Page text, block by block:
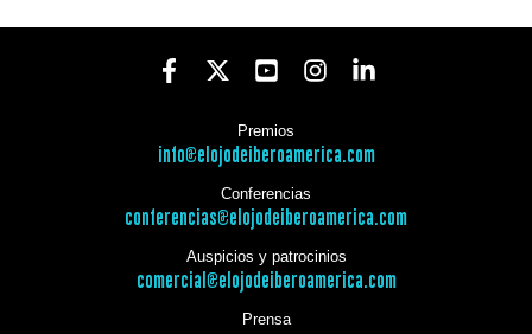
Premios
info@elojodeiberoamerica.com
Conferencias
conferencias@elojodeiberoamerica.com
Auspicios y patrocinios
comercial@elojodeiberoamerica.com
Prensa